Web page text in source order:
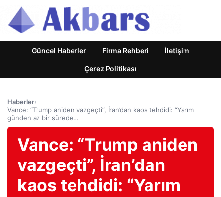
Güncel Haberler Firma Rehberi İletişim
Çerez Politikası
Haberler›
Vance: “Trump aniden vazgeçti”, İran’dan kaos tehdidi: “Yarım
günden az bir sürede…
Vance: “Trump aniden
vazgeçti”, İran’dan
kaos tehdidi: “Yarım